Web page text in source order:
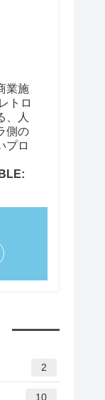
業施
トロ
、人
側の
プロ
2
10